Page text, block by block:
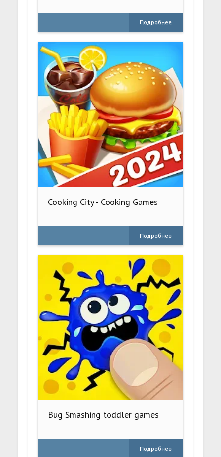
Подробнее
Cooking City - Cooking Games
Подробнее
Bug Smashing toddler games
Подробнее